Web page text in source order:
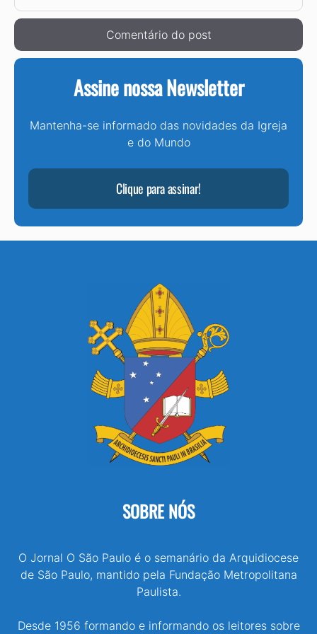
mail
Assine nossa Newsletter
Mantenha-se informado das novidades da Igreja
e do Mundo
Clique para assinar!
SOBRE NÓS
O Jornal O São Paulo é o semanário da Arquidiocese
de São Paulo, mantido pela Fundação Metropolitana
Paulista.
Desde 1956 formando e informando os leitores sobre